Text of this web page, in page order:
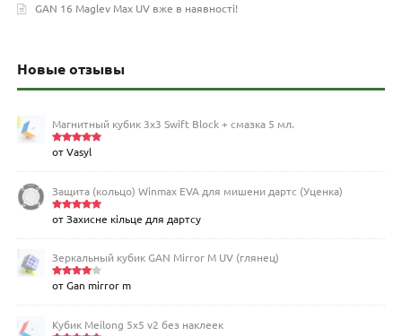
GAN 16 Maglev Max UV вже в наявності!
Новые отзывы
Магнитный кубик 3х3 Swift Block + смазка 5 мл.
Оценка
от Vasyl
Защита (кольцо) Winmax EVA для мишени дартс (Уценка)
Оценка5
от Захисне кільце для дартсу
Зеркальный кубик GAN Mirror M UV (глянец)
Оценка
от Gan mirror m
Кубик Meilong 5x5 v2 без наклеек